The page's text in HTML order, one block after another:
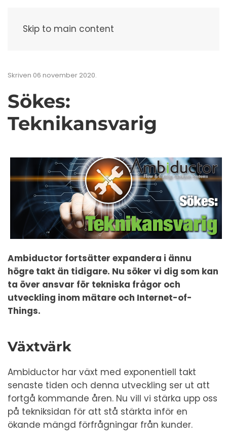
Skip to main content
Skriven 06 november 2020.
Sökes:
Teknikansvarig
Ambiductor fortsätter expandera i ännu
högre takt än tidigare. Nu söker vi dig som kan
ta över ansvar för tekniska frågor och
utveckling inom mätare och Internet-of-
Things.
Växtvärk
Ambiductor har växt med exponentiell takt
senaste tiden och denna utveckling ser ut att
fortgå kommande åren. Nu vill vi stärka upp oss
på tekniksidan för att stå stärkta inför en
ökande mängd förfrågningar från kunder.